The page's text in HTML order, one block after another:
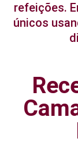
refeições.
únicos